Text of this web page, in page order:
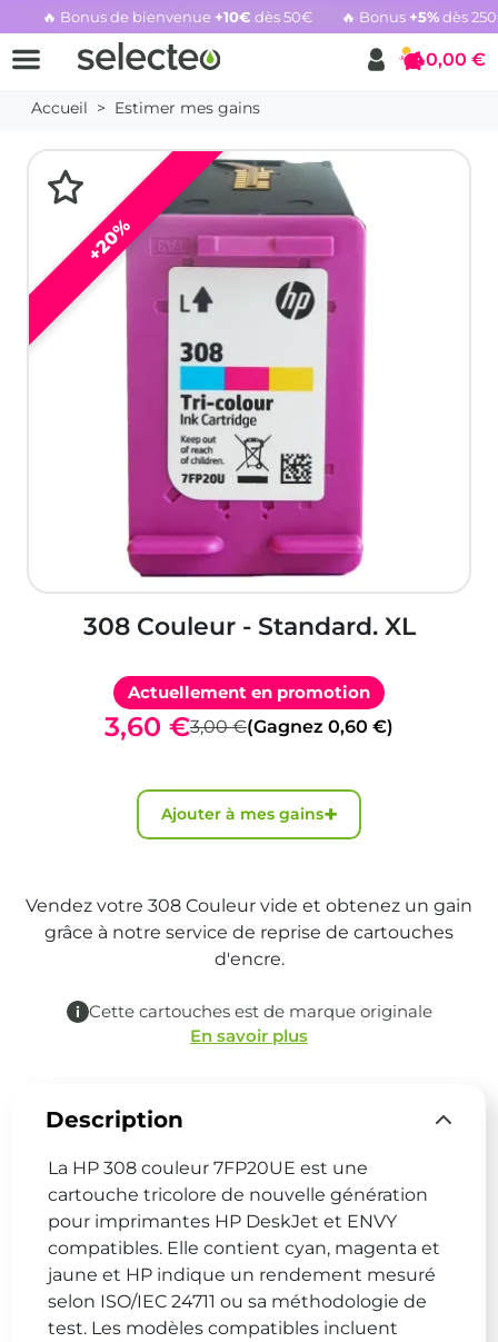
🔥 Bonus de bienvenue +10€ dès 50€ 🔥 Bonus +5%dès
Rachat cartouche vide, voir l'offre promotionnelle
Panier
0,00 €
Accueil Estimer mes gains
+20%
308 Couleur - Standard. XL
Actuellement en promotion
3,60 €3,00 €(Gagnez 0,60 €)
Ajouter à mes gains+
Vendez votre 308 Couleur vide et obtenez un gain
grâce à notre service de reprise de cartouches
d'encre.
Cette cartouches est de marque originale
En savoir plus
Description
La HP 308 couleur 7FP20UE est une
cartouche tricolore de nouvelle génération
pour imprimantes HP DeskJet et ENVY
compatibles. Elle contient cyan, magenta et
jaune et HP indique un rendement mesuré
selon ISO/IEC 24711 ou sa méthodologie de
test. Les modèles compatibles incluent